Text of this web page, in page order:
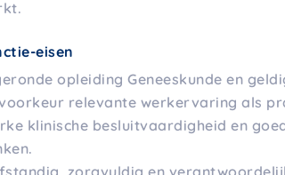
eisen
opleiding Geneeskunde en
relevante werkervaring als
klinische besluitvaardigheid en